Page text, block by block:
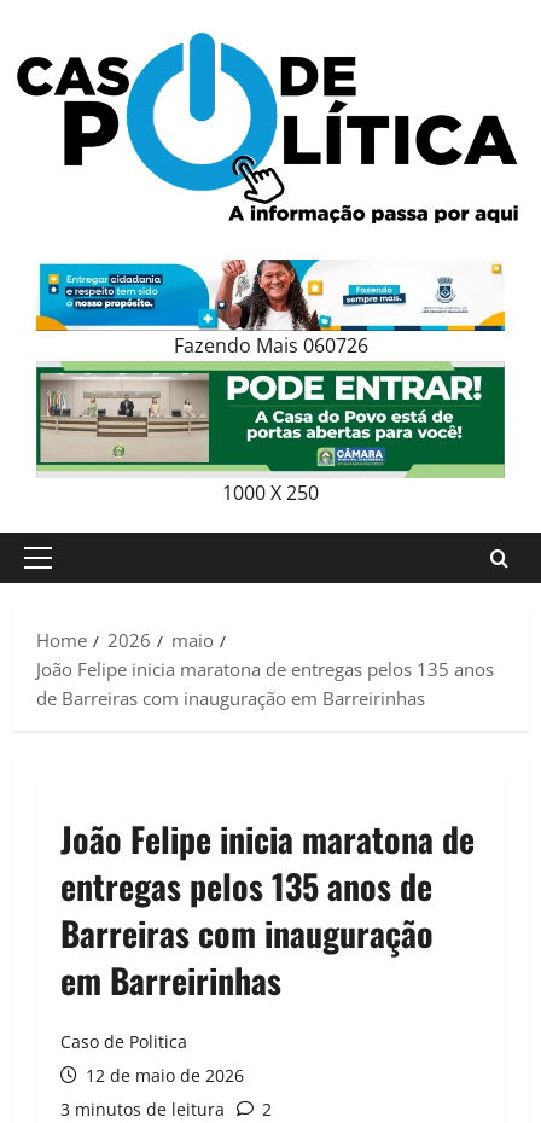
content
Fazendo Mais 060726
1000 X 250
Primary
Home
2026
maio
João Felipe inicia maratona de entregas pelos 135 anos
de Barreiras com inauguração em Barreirinhas
João Felipe inicia maratona de
entregas pelos 135 anos de
Barreiras com inauguração
em Barreirinhas
Caso de Politica
12 de maio de 2026
3 minutos de leitura
2